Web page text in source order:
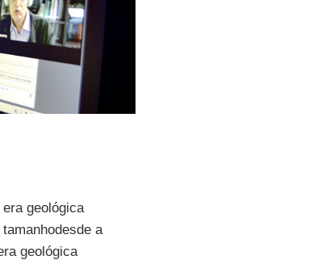
geológica
a
geológica